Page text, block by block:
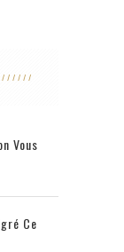
Vous
Ce